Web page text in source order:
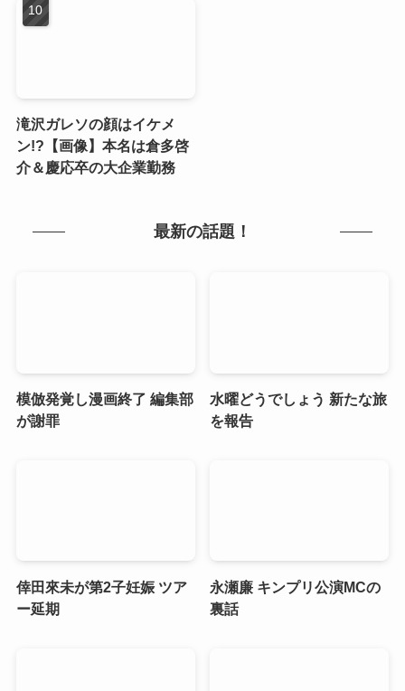
滝沢ガレソの顔はイケメ
ン!?【画像】本名は倉多啓
介＆慶応卒の大企業勤務
最新の話題！
模倣発覚し漫画終了 編集部
が謝罪
水曜どうでしょう 新たな旅
を報告
倖田來未が第2子妊娠 ツア
ー延期
永瀬廉 キンプリ公演MCの
裏話